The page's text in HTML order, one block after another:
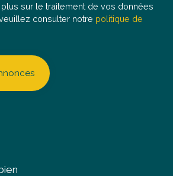
sur le traitement de vos données
consulter notre politique de